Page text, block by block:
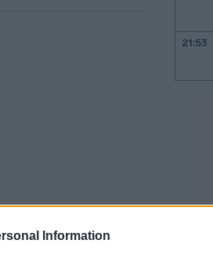
Information
ένα νέο κεφάλαιο
21:53